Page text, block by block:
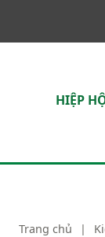
HIỆP
Trang chủ |